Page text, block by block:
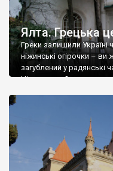
Ялта. Грецька
Греки залишили
ніжинські огірочки – ви
загублений у радянські
Ніжин греки?